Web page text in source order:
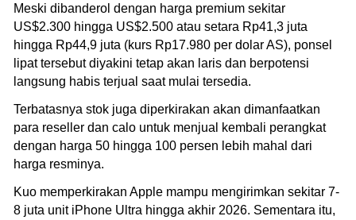
Meski dibanderol dengan harga premium sekitar
US$2.300 hingga US$2.500 atau setara Rp41,3 juta
hingga Rp44,9 juta (kurs Rp17.980 per dolar AS), ponsel
lipat tersebut diyakini tetap akan laris dan berpotensi
langsung habis terjual saat mulai tersedia.
Terbatasnya stok juga diperkirakan akan dimanfaatkan
para reseller dan calo untuk menjual kembali perangkat
dengan harga 50 hingga 100 persen lebih mahal dari
harga resminya.
Kuo memperkirakan Apple mampu mengirimkan sekitar 7-
8 juta unit iPhone Ultra hingga akhir 2026. Sementara itu,